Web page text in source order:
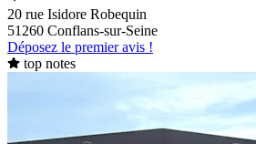
20 rue Isidore Robequin
51260 Conflans-sur-Seine
Déposez le premier avis !
top notes